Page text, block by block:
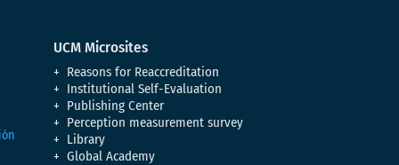
UCM Microsites
Reasons for Reaccreditation
Institutional Self-Evaluation
Publishing Center
Perception measurement survey
Library
Global Academy